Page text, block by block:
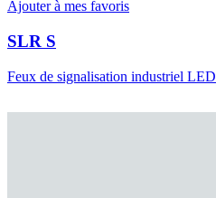
Ajouter à mes favoris
SLR S
Feux de signalisation industriel LED